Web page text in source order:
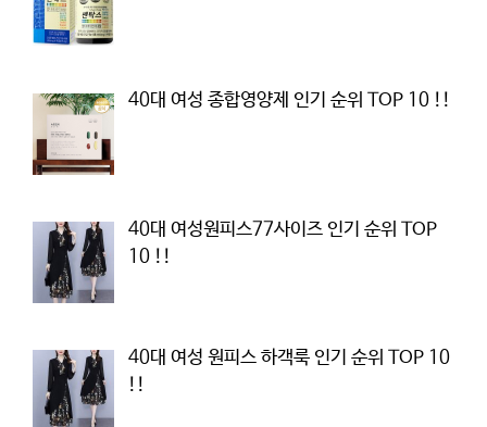
40대 여성 종합영양제 인기 순위 TOP 10 !!
40대 여성원피스77사이즈 인기 순위 TOP
10 !!
40대 여성 원피스 하객룩 인기 순위 TOP 10
!!